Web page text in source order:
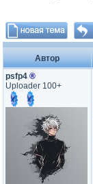
Автор
psfp4 ®
Uploader 100+